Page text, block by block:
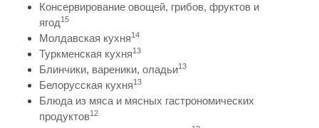
Консервирование овощей, грибов, фруктов и
ягод15
Молдавская кухня14
Туркменская кухня13
Блинчики, вареники, оладьи13
Белорусская кухня13
Блюда из мяса и мясных гастрономических
продуктов12